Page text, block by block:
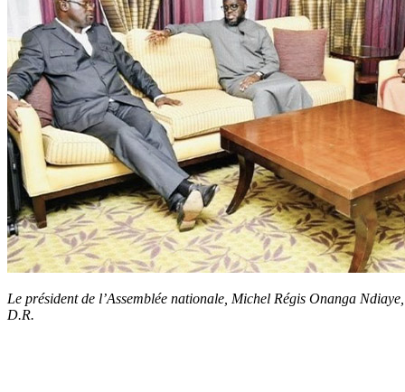
Le président de l’Assemblée nationale, Michel Régis Onanga
D.R.